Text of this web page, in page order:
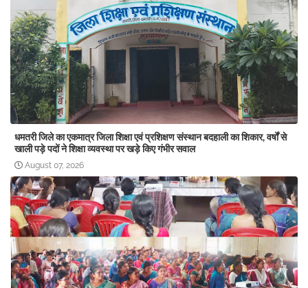
धमतरी जिले का एकमात्र जिला शिक्षा एवं प्रशिक्षण संस्थान बदहाली का शिकार, वर्षों से
खाली पड़े पदों ने शिक्षा व्यवस्था पर खड़े किए गंभीर सवाल
August 07, 2026